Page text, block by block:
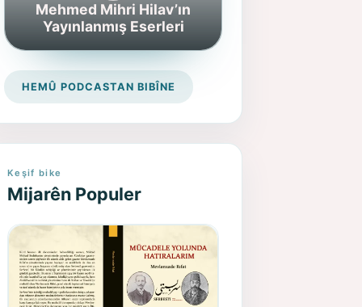
Mehmed Mihri Hilav’ın
Yayınlanmış Eserleri
HEMÛ PODCASTAN BIBÎNE
Keşif bike
Mijarên Populer